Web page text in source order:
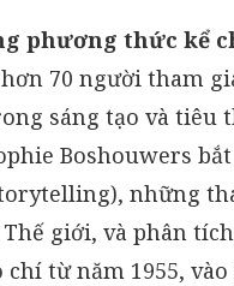
phương thức kể
70 người tham
sáng tạo và tiêu
Boshouwers
những
giới, và phân
từ năm 1955,